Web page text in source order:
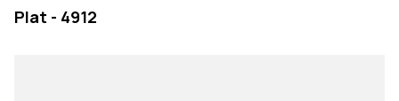
Plat - 4912